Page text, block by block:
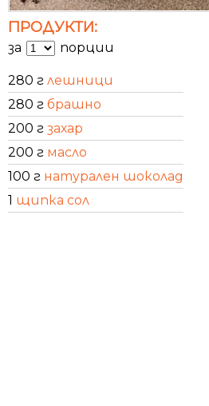
ПРОДУКТИ:
за порции
280 г лешници
280 г брашно
200 г захар
200 г масло
100 г натурален шоколад
1 щипка сол